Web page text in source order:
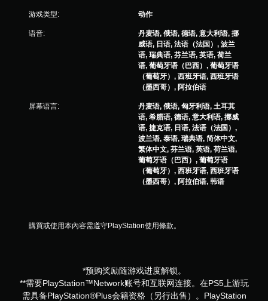
游戏类型: 动作
语音:
丹麦语, 俄语, 德语, 意大利语, 挪
威语, 日语, 法语（法国）, 波兰
语, 瑞典语, 芬兰语, 英语, 荷兰
语, 葡萄牙语（巴西）, 葡萄牙语
（葡萄牙）, 西班牙语, 西班牙语
（墨西哥）, 阿拉伯语
屏幕语言:
丹麦语, 俄语, 匈牙利语, 土耳其
语, 希腊语, 德语, 意大利语, 挪威
语, 捷克语, 日语, 法语（法国）,
波兰语, 泰语, 瑞典语, 简体中文,
繁体中文, 芬兰语, 英语, 荷兰语,
葡萄牙语（巴西）, 葡萄牙语
（葡萄牙）, 西班牙语, 西班牙语
（墨西哥）, 阿拉伯语, 韩语
購買或使用本內容需遵守PlayStation使用條款。
*预购奖励随游戏进度解锁。
**需要PlayStation™Network账号和互联网连接。在PS5上游玩
需具备PlayStation®Plus会籍资格（另行出售）。PlayStation